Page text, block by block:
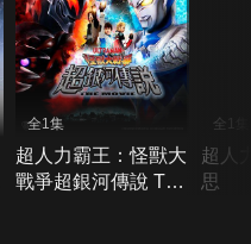
全1集
超人力霸王：怪獸大
戰爭超銀河傳說 The
全1集
超人
思